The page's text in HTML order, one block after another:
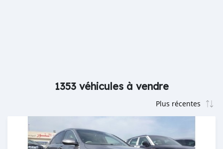
1353 véhicules à vendre